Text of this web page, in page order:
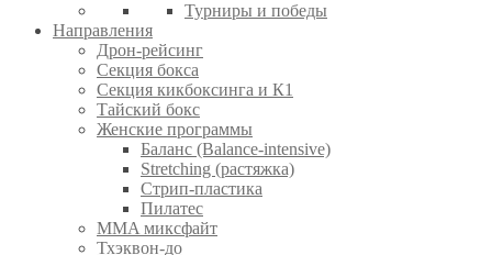
Турниры и победы
Направления
Дрон-рейсинг
Секция бокса
Секция кикбоксинга и К1
Тайский бокс
Женские программы
Баланс (Balance-intensive)
Stretching (растяжка)
Стрип-пластика
Пилатес
MMA миксфайт
Тхэквон-до